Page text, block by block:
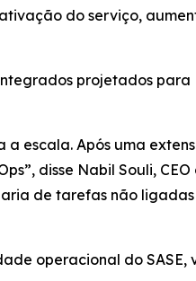
do serviço,
projetados para
escala. Após uma
disse Nabil Souli, CEO
de tarefas não
operacional do SASE,